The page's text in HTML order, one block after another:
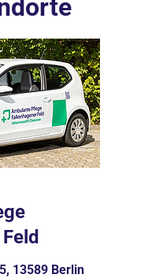
13589 Berlin